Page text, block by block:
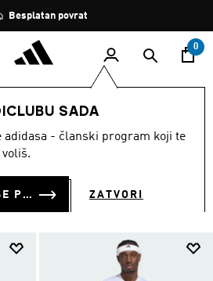
Zaustavi
rotaciju
Besplatan povrat
0
SADA
adidasa - članski program koji te
voliš.
PRIJAVI SE ILI SE PRIDRUŽI SADA ZATVORI
Majice bez rukava
RUKAVA (90)